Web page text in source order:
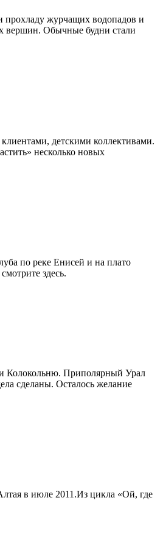
журчащих водопадов и
вершин. Обычные будни стали
детскими коллективами.
несколько новых
по реке Енисей и на плато
здесь.
Колокольню. Приполярный Урал
сделаны. Осталось желание
в июле 2011.Из цикла «Ой, где